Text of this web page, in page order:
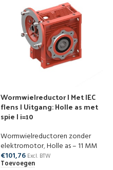
Wormwielreductor | Met IEC
flens | Uitgang: Holle as met
spie | i=10
Wormwielreductoren zonder
elektromotor,Holle as – 11 MM
€101,76 Excl. BTW
Toevoegen